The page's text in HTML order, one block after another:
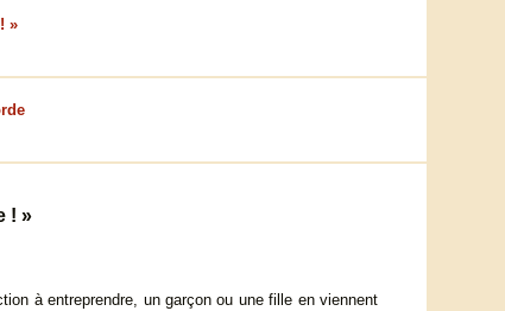
»
! »
à entreprendre, un garçon ou une fille en viennent